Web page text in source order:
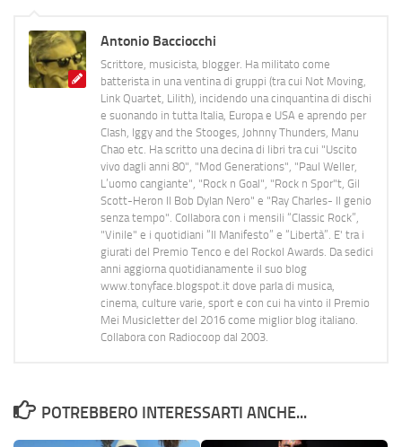
Antonio Bacciocchi
Scrittore, musicista, blogger. Ha militato come
batterista in una ventina di gruppi (tra cui Not Moving,
Link Quartet, Lilith), incidendo una cinquantina di dischi
e suonando in tutta Italia, Europa e USA e aprendo per
Clash, Iggy and the Stooges, Johnny Thunders, Manu
Chao etc. Ha scritto una decina di libri tra cui "Uscito
vivo dagli anni 80", "Mod Generations", "Paul Weller,
L’uomo cangiante", "Rock n Goal", "Rock n Spor"t, Gil
Scott-Heron Il Bob Dylan Nero" e "Ray Charles- Il genio
senza tempo". Collabora con i mensili “Classic Rock”,
"Vinile" e i quotidiani “Il Manifesto” e “Libertà”. E' tra i
giurati del Premio Tenco e del Rockol Awards. Da sedici
anni aggiorna quotidianamente il suo blog
www.tonyface.blogspot.it dove parla di musica,
cinema, culture varie, sport e con cui ha vinto il Premio
Mei Musicletter del 2016 come miglior blog italiano.
Collabora con Radiocoop dal 2003.
POTREBBERO INTERESSARTI ANCHE...